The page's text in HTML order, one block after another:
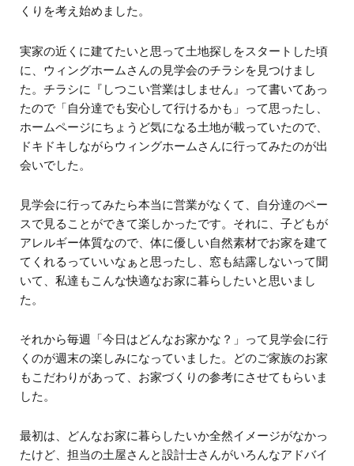
くりを考え始めました。
実家の近くに建てたいと思って土地探しをスタートした頃
に、ウィングホームさんの見学会のチラシを見つけまし
た。チラシに『しつこい営業はしません』って書いてあっ
たので「自分達でも安心して行けるかも」って思ったし、
ホームページにちょうど気になる土地が載っていたので、
ドキドキしながらウィングホームさんに行ってみたのが出
会いでした。
見学会に行ってみたら本当に営業がなくて、自分達のペー
スで見ることができて楽しかったです。それに、子どもが
アレルギー体質なので、体に優しい自然素材でお家を建て
てくれるっていいなぁと思ったし、窓も結露しないって聞
いて、私達もこんな快適なお家に暮らしたいと思いまし
た。
それから毎週「今日はどんなお家かな？」って見学会に行
くのが週末の楽しみになっていました。どのご家族のお家
もこだわりがあって、お家づくりの参考にさせてもらいま
した。
最初は、どんなお家に暮らしたいか全然イメージがなかっ
たけど、担当の土屋さんと設計士さんがいろんなアドバイ